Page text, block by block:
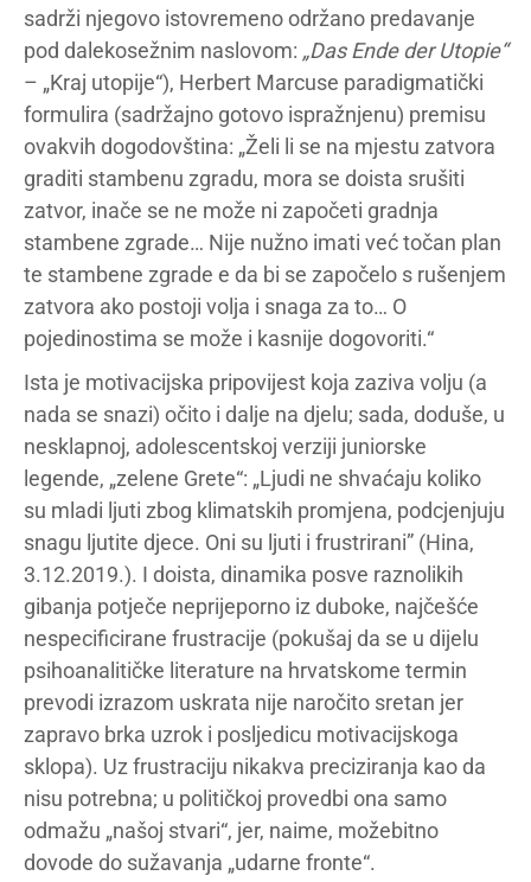
sadrži njegovo istovremeno održano predavanje
pod dalekosežnim naslovom: „Das Ende der Utopie“
– „Kraj utopije“), Herbert Marcuse paradigmatički
formulira (sadržajno gotovo ispražnjenu) premisu
ovakvih dogodovština: „Želi li se na mjestu zatvora
graditi stambenu zgradu, mora se doista srušiti
zatvor, inače se ne može ni započeti gradnja
stambene zgrade… Nije nužno imati već točan plan
te stambene zgrade e da bi se započelo s rušenjem
zatvora ako postoji volja i snaga za to… O
pojedinostima se može i kasnije dogovoriti.“
Ista je motivacijska pripovijest koja zaziva volju (a
nada se snazi) očito i dalje na djelu; sada, doduše, u
nesklapnoj, adolescentskoj verziji juniorske
legende, „zelene Grete“: „Ljudi ne shvaćaju koliko
su mladi ljuti zbog klimatskih promjena, podcjenjuju
snagu ljutite djece. Oni su ljuti i frustrirani” (Hina,
3.12.2019.). I doista, dinamika posve raznolikih
gibanja potječe neprijeporno iz duboke, najčešće
nespecificirane frustracije (pokušaj da se u dijelu
psihoanalitičke literature na hrvatskome termin
prevodi izrazom uskrata nije naročito sretan jer
zapravo brka uzrok i posljedicu motivacijskoga
sklopa). Uz frustraciju nikakva preciziranja kao da
nisu potrebna; u političkoj provedbi ona samo
odmažu „našoj stvari“, jer, naime, možebitno
dovode do sužavanja „udarne fronte“.